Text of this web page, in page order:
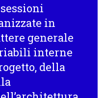
in
generale
interne
della